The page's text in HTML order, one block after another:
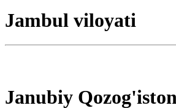
Jambul viloyati
Janubiy